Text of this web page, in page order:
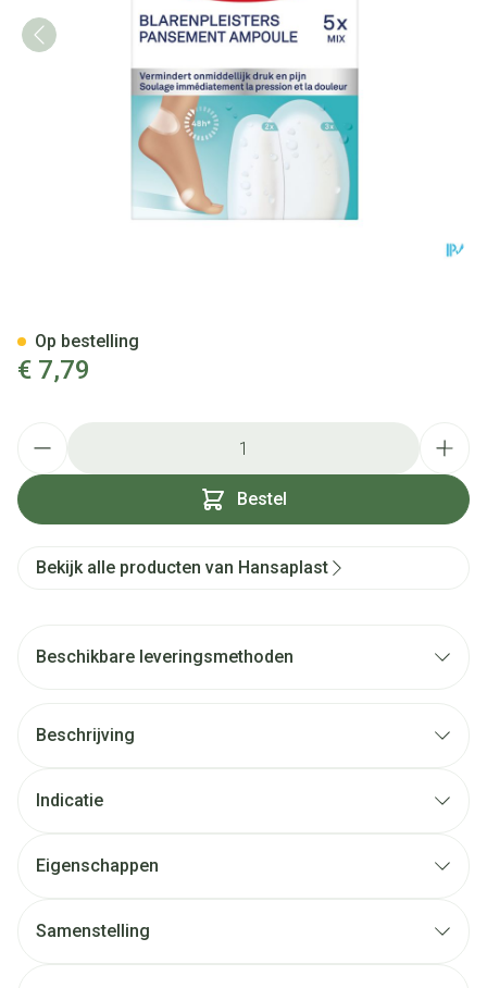
€ 7,79
Bestel
Op bestelling
Bekijk alle producten van Hansaplast
Beschikbare leveringsmethoden
Beschrijving
Indicatie
Eigenschappen
Samenstelling